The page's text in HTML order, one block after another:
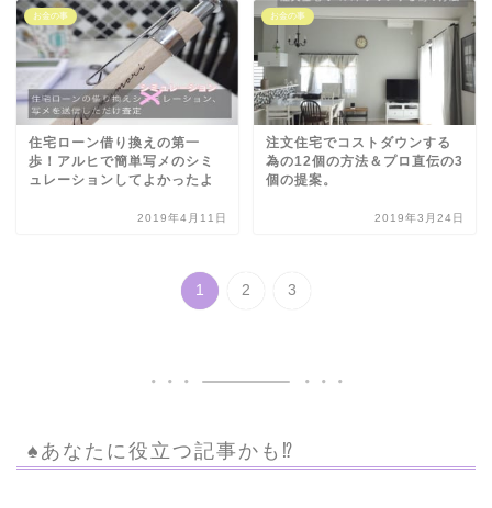
お金の事
住宅ローン借り換えの第一
歩！アルヒで簡単写メのシミ
ュレーションしてよかったよ
2019年4月11日
お金の事
注文住宅でコストダウンする
為の12個の方法＆プロ直伝の3
個の提案。
2019年3月24日
1 2 3
♠︎あなたに役立つ記事かも⁉︎